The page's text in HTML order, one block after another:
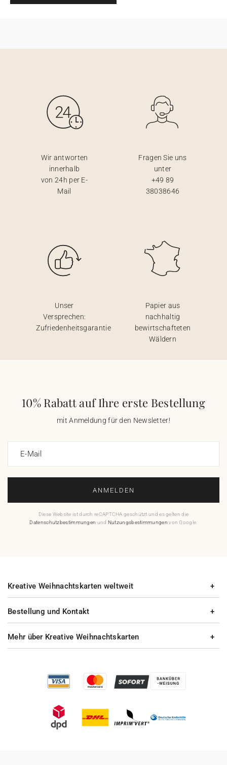
Wir antworten
innerhalb
von 24h per E-
Mail
Fragen Sie uns
unter
+49 89
38038646
Unser
Versprechen:
Zufriedenheitsgarantie
Papier aus
nachhaltig
bewirtschafteten
Wäldern
10% Rabatt auf Ihre erste Bestellung
mit Anmeldung für den Newsletter!
E-Mail
ANMELDEN
Diese Website ist durch reCAPTCHA geschützt und es gelten die
Datenschutzbestimmungen und Nutzungsbestimmungen von Google.
Bestellung und Kontakt
Mehr über Kreative Weihnachtskarten
Kreative Weihnachtskarten weltweit